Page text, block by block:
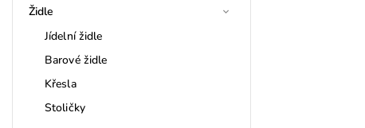
Židle
Jídelní židle
Barové židle
Křesla
Stoličky